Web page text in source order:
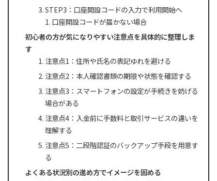
STEP3：口座開設コードの入力で利用開始へ
口座開設コードが届かない場合
初心者の方が気になりやすい注意点を具体的に整理しま
す
注意点1：住所や氏名の表記ゆれを避ける
注意点2：本人確認書類の期限や状態を確認する
注意点3：スマートフォンの設定が手続きを妨げる
場合がある
注意点4：入金前に手数料と取引サービスの違いを
理解する
注意点5：二段階認証のバックアップ手段を用意す
る
よくある状況別の進め方でイメージを固める